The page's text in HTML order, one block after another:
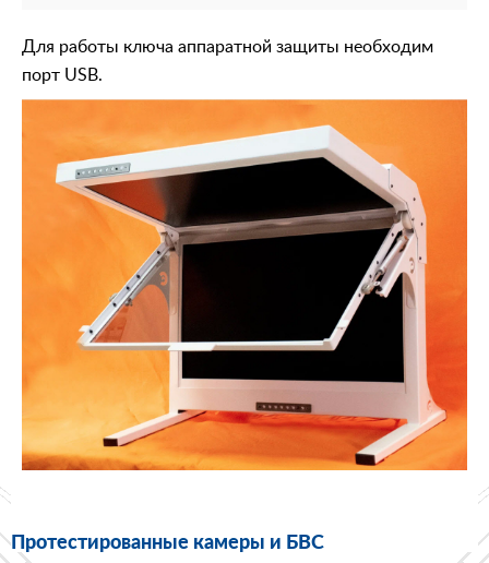
Для работы ключа аппаратной защиты необходим
порт USB.
Протестированные камеры и БВС